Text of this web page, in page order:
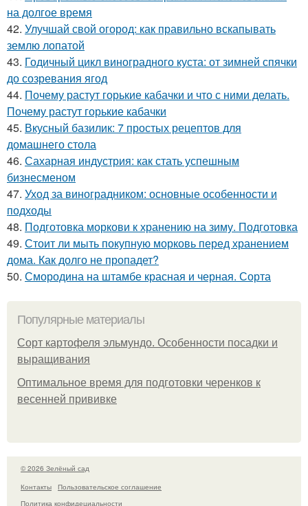
на долгое время
42. Улучшай свой огород: как правильно вскапывать
землю лопатой
43. Годичный цикл виноградного куста: от зимней спячки
до созревания ягод
44. Почему растут горькие кабачки и что с ними делать.
Почему растут горькие кабачки
45. Вкусный базилик: 7 простых рецептов для
домашнего стола
46. Сахарная индустрия: как стать успешным
бизнесменом
47. Уход за виноградником: основные особенности и
подходы
48. Подготовка моркови к хранению на зиму. Подготовка
49. Стоит ли мыть покупную морковь перед хранением
дома. Как долго не пропадет?
50. Смородина на штамбе красная и черная. Сорта
Популярные материалы
Сорт картофеля эльмундо. Особенности посадки и
выращивания
Оптимальное время для подготовки черенков к
весенней прививке
© 2026 Зелёный сад
Контакты
Пользовательское соглашение
Политика конфидециальности